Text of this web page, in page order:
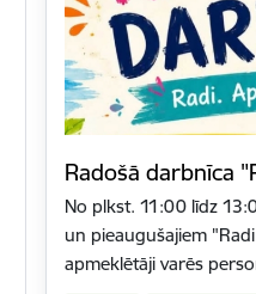
Radošā darbnīca
No plkst. 11:00 līdz
un pieaugušajiem
apmeklētāji varēs